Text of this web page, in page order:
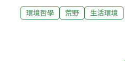
此很少看見荒野的價值。他
識荒野價值，一起慶祝福爾
600元。這中間的獲利大多
環境哲學 荒野 生活環境